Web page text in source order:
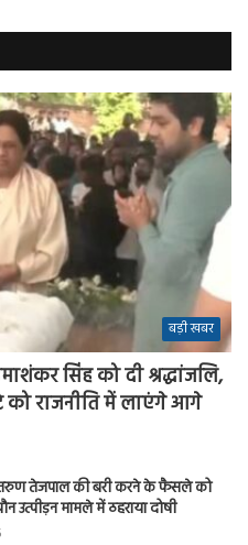
बड़ी खबर
सिंह को दी श्रद्धांजलि,
को राजनीति में लाएंगे आगे
तरुण तेजपाल की बरी करने के फैसले को
उत्पीड़न मामले में ठहराया दोषी